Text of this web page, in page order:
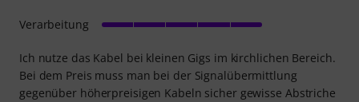
Ich nutze das Kabel bei kleinen Gigs im kirchlichen Bereich.
Bei dem Preis muss man bei der Signalübermittlung
gegenüber höherpreisigen Kabeln sicher gewisse Abstriche
Verarbeitung